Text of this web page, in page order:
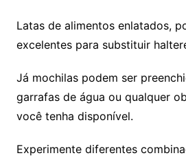
Latas de alimentos enlatados,
excelentes para substituir
Já mochilas podem ser
garrafas de água ou qualquer
você tenha disponível.
Experimente diferentes